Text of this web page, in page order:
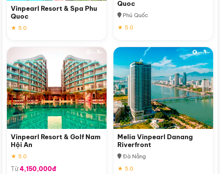
Vinpearl Resort & Spa Phu
Quoc
★ 5.0
Quoc
Phú Quốc
★ 5.0
Vinpearl Resort & Golf Nam
Hội An
★ 5.0
Từ4,150,000đ
Melia Vinpearl Danang
Riverfront
Đà Nẵng
★ 5.0